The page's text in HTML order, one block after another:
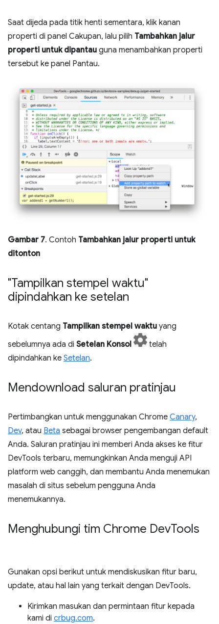
Saat dijeda pada titik henti sementara, klik kanan
properti di panel Cakupan, lalu pilih Tambahkan jalur
properti untuk dipantau guna menambahkan properti
tersebut ke panel Pantau.
Gambar 7. Contoh Tambahkan jalur properti untuk
ditonton
"Tampilkan stempel waktu"
dipindahkan ke setelan
Kotak centang Tampilkan stempel waktu yang
sebelumnya ada di Setelan Konsol
telah
dipindahkan ke Setelan.
Mendownload saluran pratinjau
Pertimbangkan untuk menggunakan Chrome Canary,
Dev, atau Beta sebagai browser pengembangan default
Anda. Saluran pratinjau ini memberi Anda akses ke fitur
DevTools terbaru, memungkinkan Anda menguji API
platform web canggih, dan membantu Anda menemukan
masalah di situs sebelum pengguna Anda
menemukannya.
Menghubungi tim Chrome DevTools
Gunakan opsi berikut untuk mendiskusikan fitur baru,
update, atau hal lain yang terkait dengan DevTools.
Kirimkan masukan dan permintaan fitur kepada
kami di crbug.com.